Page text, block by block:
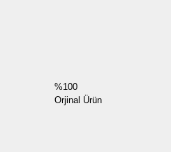
%100
Orjinal Ürün